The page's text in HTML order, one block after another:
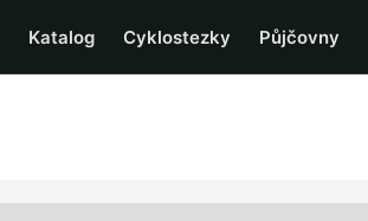
Katalog Cyklostezky Půjčovny